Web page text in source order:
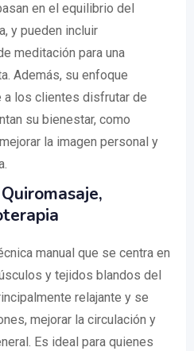
en el equilibrio del
y pueden incluir
meditación para una
Además, su enfoque
los clientes disfrutar de
su bienestar, como
la imagen personal y
manual que se centra en
y tejidos blandos del
relajante y se
mejorar la circulación y
Es ideal para quienes